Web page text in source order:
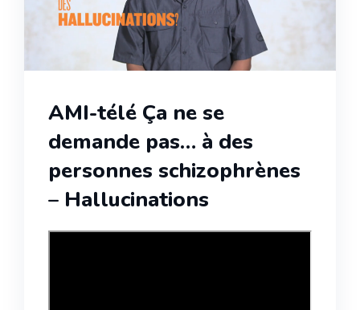
AMI-télé Ça ne se
demande pas… à des
personnes schizophrènes
– Hallucinations